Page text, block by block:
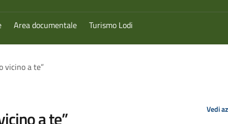
Area documentale Turismo Lodi
vicino a te”
a te” Vedi